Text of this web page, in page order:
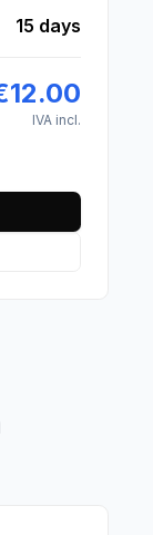
15 days
12.00
IVA incl.